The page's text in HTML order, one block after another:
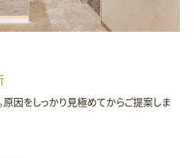
因をしっかり見極めてからご提案しま